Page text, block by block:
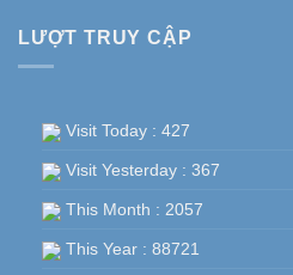
LƯỢT TRUY CẬP
Visit Today : 427
Visit Yesterday : 367
This Month : 2057
This Year : 88721